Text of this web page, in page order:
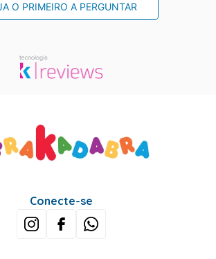
O PRIMEIRO A PERGUNTAR
Conecte-se